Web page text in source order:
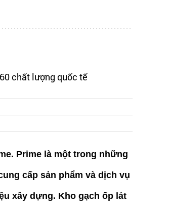
chất lượng quốc tế
Prime là một trong những
cấp sản phẩm và dịch vụ
xây dựng. Kho gạch ốp lát